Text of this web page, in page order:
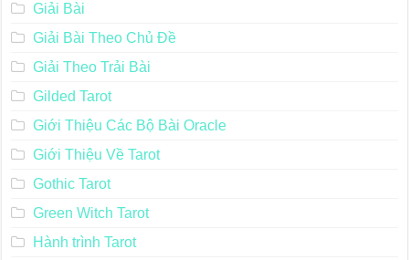
Giải Bài
Giải Bài Theo Chủ Đề
Giải Theo Trải Bài
Gilded Tarot
Giới Thiệu Các Bộ Bài Oracle
Giới Thiệu Về Tarot
Gothic Tarot
Green Witch Tarot
Hành trình Tarot